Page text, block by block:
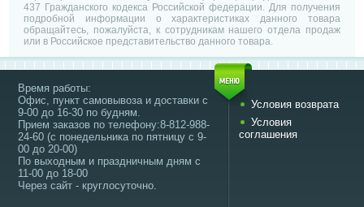
437 Гражданского кодекса Российской федерации. Для получения
подробной информации о характеристиках данного товара
обращайтесь, пожалуйста, к сотрудникам нашего отдела продаж
или в Российское представительство данного товара.
Время работы:
Офис, пункт самовывоза и доставки с
9-00 до 16-30 по будням.
Прием заказов по телефону:8-812-988-
24-60 (с понедельника по пятницу с 9-
00 до 20-00)
По выходным и праздничным дням с
11-00 до 18-00
Через сайт - круглосуточно.
Условия возврата
Условия
соглашения